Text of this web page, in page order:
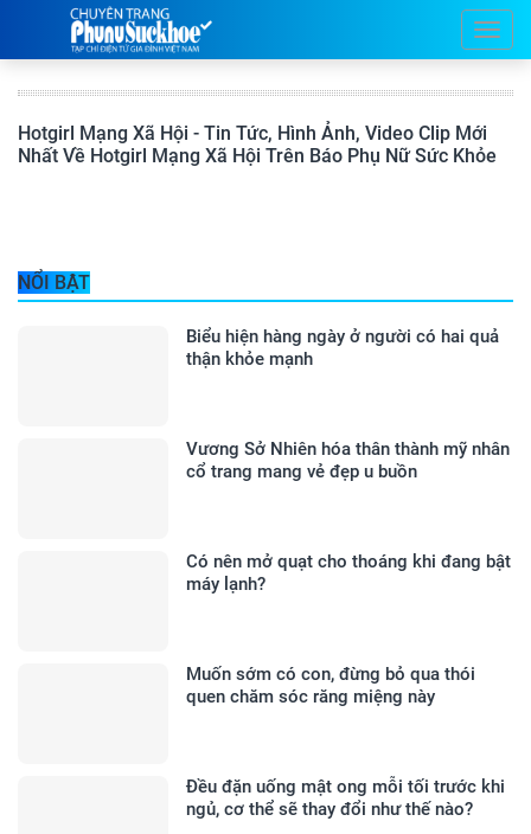
Hotgirl Mạng Xã Hội - Tin Tức, Hình Ảnh, Video Clip Mới
Nhất Về Hotgirl Mạng Xã Hội Trên Báo Phụ Nữ Sức Khỏe
NỔI BẬT
Biểu hiện hàng ngày ở người có hai quả
thận khỏe mạnh
Vương Sở Nhiên hóa thân thành mỹ nhân
cổ trang mang vẻ đẹp u buồn
Có nên mở quạt cho thoáng khi đang bật
máy lạnh?
Muốn sớm có con, đừng bỏ qua thói
quen chăm sóc răng miệng này
Đều đặn uống mật ong mỗi tối trước khi
ngủ, cơ thể sẽ thay đổi như thế nào?